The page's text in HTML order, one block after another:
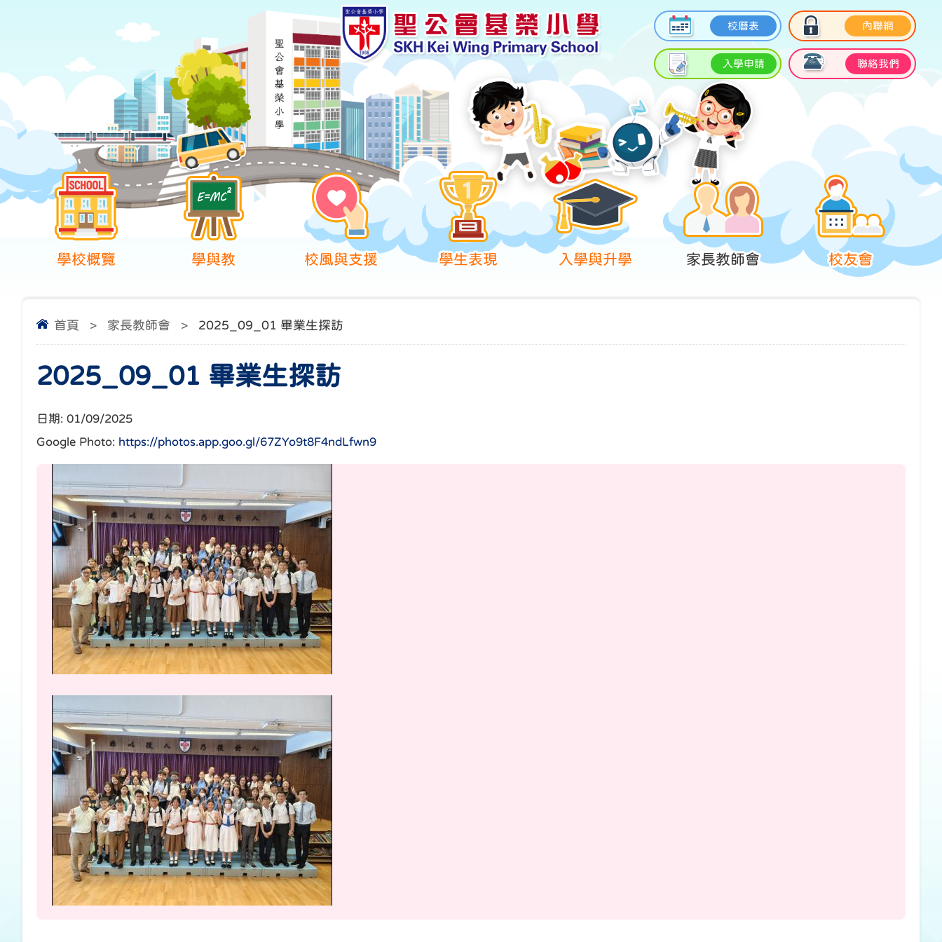
校曆表 內聯網
入學申請 聯絡我們
學校概覽 學與教 校風與支援 學生表現 入學與升學 家長教師會 校友會
首頁 > 家長教師會 > 2025_09_01 畢業生探訪
2025_09_01 畢業生探訪
日期: 01/09/2025
Google Photo: https://photos.app.goo.gl/67ZYo9t8F4ndLfwn9